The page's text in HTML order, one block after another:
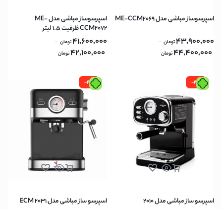
اسپرسوساز مباشی مدل ME-CCM2069
43,900,000تومان –
44,400,000تومان
اسپرسوساز مباشی مدل ME-
CCM2072 ظرفیت ۱.۵ لیتر
41,600,000تومان –
42,100,000تومان
-4%
اسپرسو ساز مباشی مدل 2010
-4%
اسپرسو ساز مباشی مدل ECM 2031